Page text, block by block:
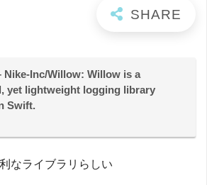
Nike-Inc/Willow: Willow is a
yet lightweight logging library
Swift.
なライブラリらしい